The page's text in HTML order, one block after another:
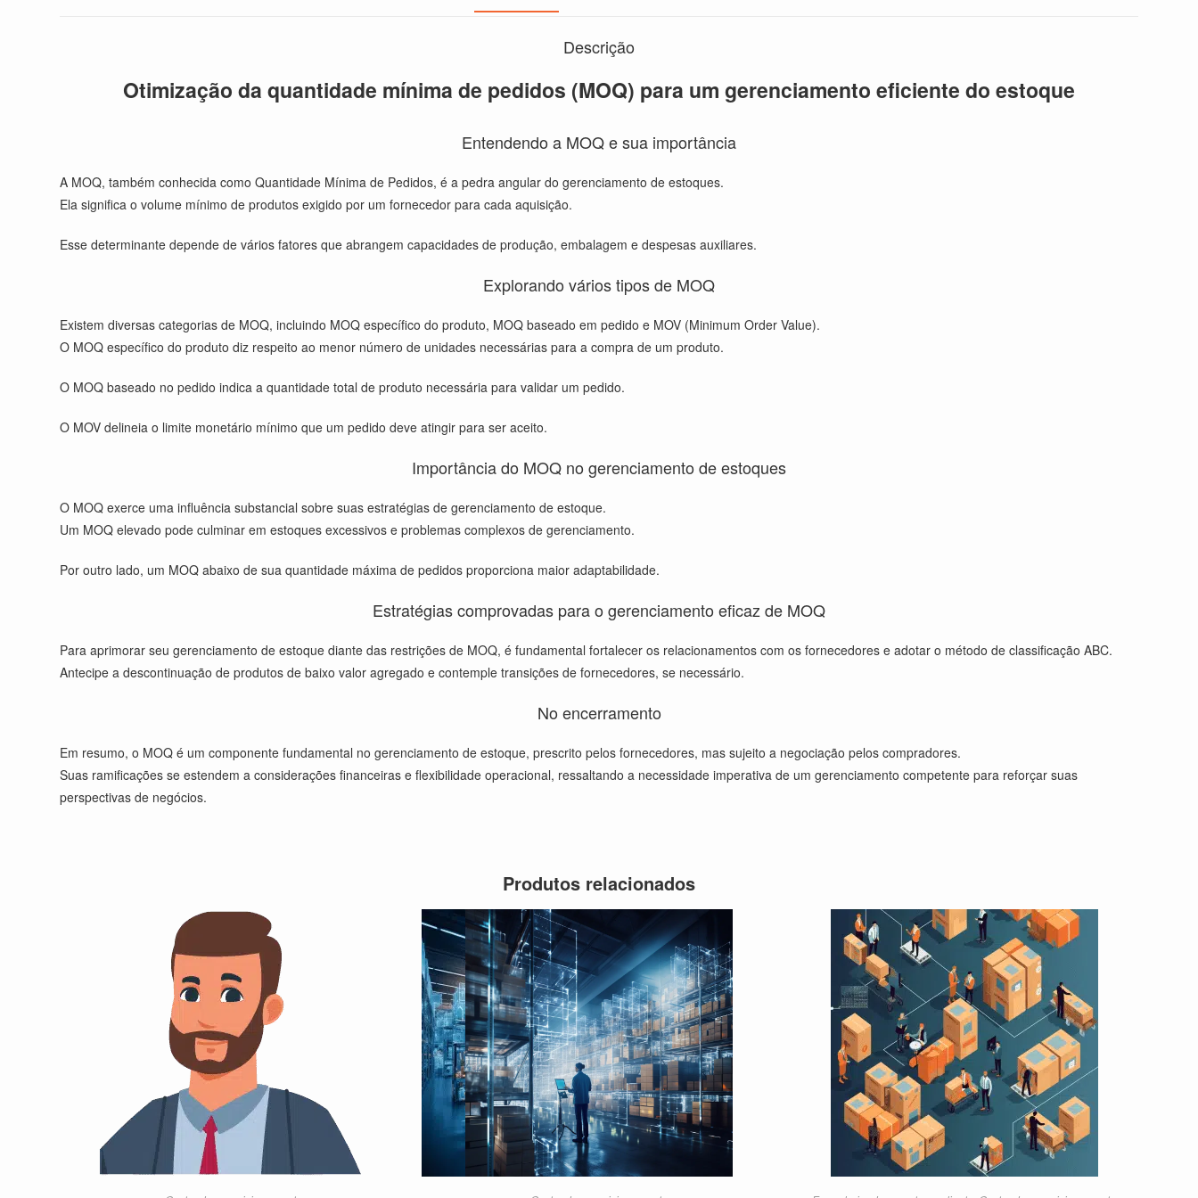
Descrição
Otimização da quantidade mínima de pedidos (MOQ) para um gerenciamento eficiente do estoque
Entendendo a MOQ e sua importância
A MOQ, também conhecida como Quantidade Mínima de Pedidos, é a pedra angular do gerenciamento de estoques.
Ela significa o volume mínimo de produtos exigido por um fornecedor para cada aquisição.
Esse determinante depende de vários fatores que abrangem capacidades de produção, embalagem e despesas auxiliares.
Explorando vários tipos de MOQ
Existem diversas categorias de MOQ, incluindo MOQ específico do produto, MOQ baseado em pedido e MOV (Minimum Order Value).
O MOQ específico do produto diz respeito ao menor número de unidades necessárias para a compra de um produto.
O MOQ baseado no pedido indica a quantidade total de produto necessária para validar um pedido.
O MOV delineia o limite monetário mínimo que um pedido deve atingir para ser aceito.
Importância do MOQ no gerenciamento de estoques
O MOQ exerce uma influência substancial sobre suas estratégias de gerenciamento de estoque.
Um MOQ elevado pode culminar em estoques excessivos e problemas complexos de gerenciamento.
Por outro lado, um MOQ abaixo de sua quantidade máxima de pedidos proporciona maior adaptabilidade.
Estratégias comprovadas para o gerenciamento eficaz de MOQ
Para aprimorar seu gerenciamento de estoque diante das restrições de MOQ, é fundamental fortalecer os relacionamentos com os fornecedores e adotar o método de classificação ABC.
Antecipe a descontinuação de produtos de baixo valor agregado e contemple transições de fornecedores, se necessário.
No encerramento
Em resumo, o MOQ é um componente fundamental no gerenciamento de estoque, prescrito pelos fornecedores, mas sujeito a negociação pelos compradores.
Suas ramificações se estendem a considerações financeiras e flexibilidade operacional, ressaltando a necessidade imperativa de um gerenciamento competente para reforçar suas
perspectivas de negócios.
Produtos relacionados